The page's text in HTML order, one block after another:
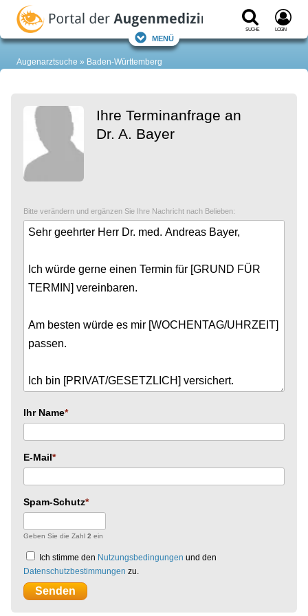
Suche Login
Menü
Augenarztsuche Baden-Württemberg
Ihre Terminanfrage an
Dr. A. Bayer
Bitte verändern und ergänzen Sie Ihre Nachricht nach Belieben:
Ihr Name
E-Mail
Spam-Schutz
Geben Sie die Zahl 2 ein
Ich stimme den Nutzungsbedingungen und den
Datenschutzbestimmungen zu.